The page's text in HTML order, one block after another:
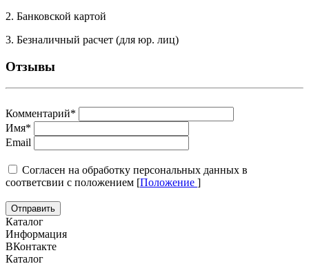
2. Банковской картой
3. Безналичный расчет (для юр. лиц)
Отзывы
Комментарий*
Имя*
Email
Cогласен на обработку персональных данных в
соответсвии с положением [Положение ]
Каталог
Информация
ВКонтакте
Каталог